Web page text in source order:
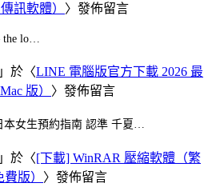
訊軟體） 〉發佈留言
lo…
」於〈LINE 電腦版官方下載 2026 最
版） 〉發佈留言
本女生預約指南 認準 千夏…
」於〈[下載] WinRAR 壓縮軟體（繁
版） 〉發佈留言